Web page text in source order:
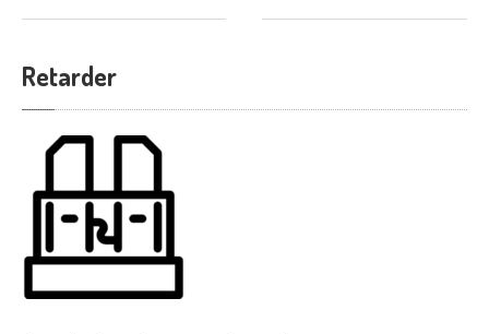
Retarder